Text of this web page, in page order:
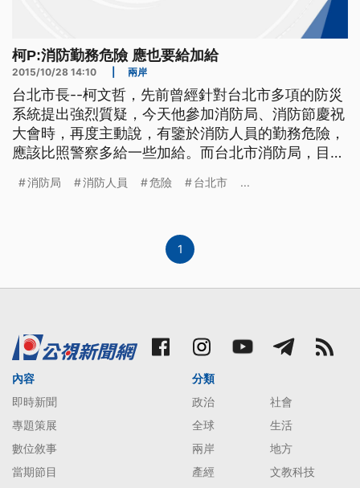
柯P:消防勤務危險 應也要給加給
2015/10/28 14:10 兩岸
台北市長--柯文哲，先前曾經針對台北市多項的防災
系統提出強烈質疑，今天他參加消防局、消防節慶祝
大會時，再度主動說，有鑒於消防人員的勤務危險，
應該比照警察多給一些加給。而台北市消防局，目前
內政部審查。 1月19號是消防節，市長柯文哲19號下
消防局 消防人員 危險 台北市 ...
1
內容
即時新聞
專題策展
數位敘事
當期節目
分類
政治
社會
全球
生活
兩岸
地方
產經
文教科技